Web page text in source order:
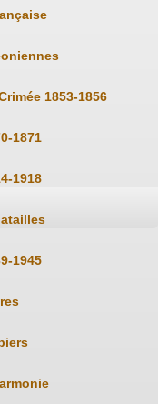
1853-1856
1871
1918
1945